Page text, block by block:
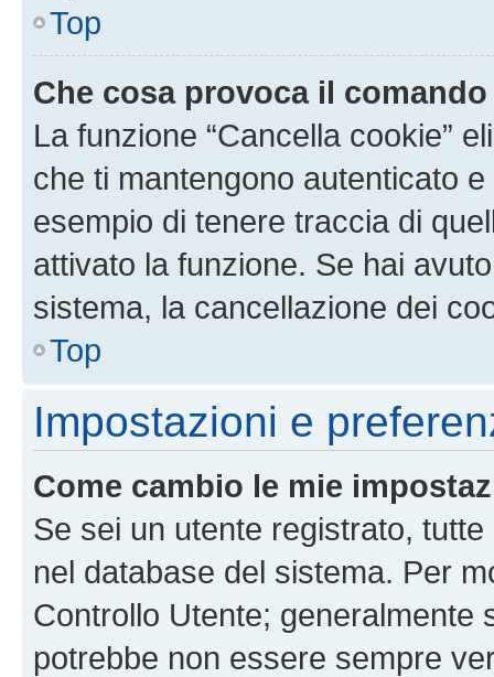
Top
Che cosa provoca il
La funzione “Cancella cookie”
che ti mantengono autenticato
esempio di tenere traccia di
attivato la funzione. Se hai
sistema, la cancellazione dei
Top
Impostazioni e
Come cambio le mie
Se sei un utente registrato,
nel database del sistema. Per
Controllo Utente; generalmente
potrebbe non essere sempre